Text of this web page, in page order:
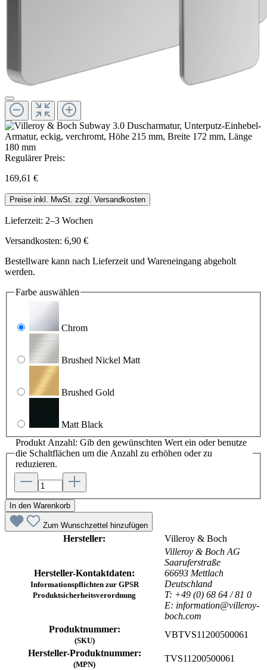
Regulärer Preis:
169,61 €
Preise inkl. MwSt. zzgl. Versandkosten
Lieferzeit: 2–3 Wochen
Versandkosten: 6,90 €
Bestellware kann nach Lieferzeit und Wareneingang abgeholt
werden.
Farbe auswählen
Chrom
Brushed Nickel Matt
Brushed Gold
Matt Black
Produkt Anzahl: Gib den gewünschten Wert ein oder benutze
die Schaltflächen um die Anzahl zu erhöhen oder zu
reduzieren.
In den Warenkorb
Zum Wunschzettel hinzufügen
Hersteller: Villeroy & Boch
Hersteller-Kontaktdaten:
Informationspflichten zur GPSR
Produktsicherheitsverordnung
Villeroy & Boch AG
Saaruferstraße
66693 Mettlach
Deutschland
T: +49 (0) 68 64 / 81 0
E: information@villeroy-
boch.com
Produktnummer:
(SKU)
VBTVS11200500061
Hersteller-Produktnummer:
(MPN)
TVS11200500061